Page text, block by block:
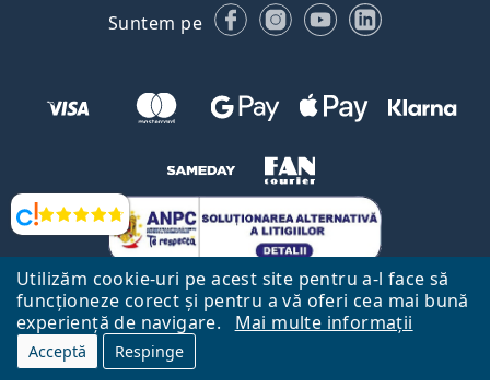
Utilizăm cookie-uri pe acest site pentru a-l face să
funcționeze corect și pentru a vă oferi cea mai bună
experiență de navigare.
Mai multe informații
Acceptă Respinge
Opinii
Suntem pe FacebookInstagram
YouTubeLinkedIn
Către Pagina Principală Mai sus